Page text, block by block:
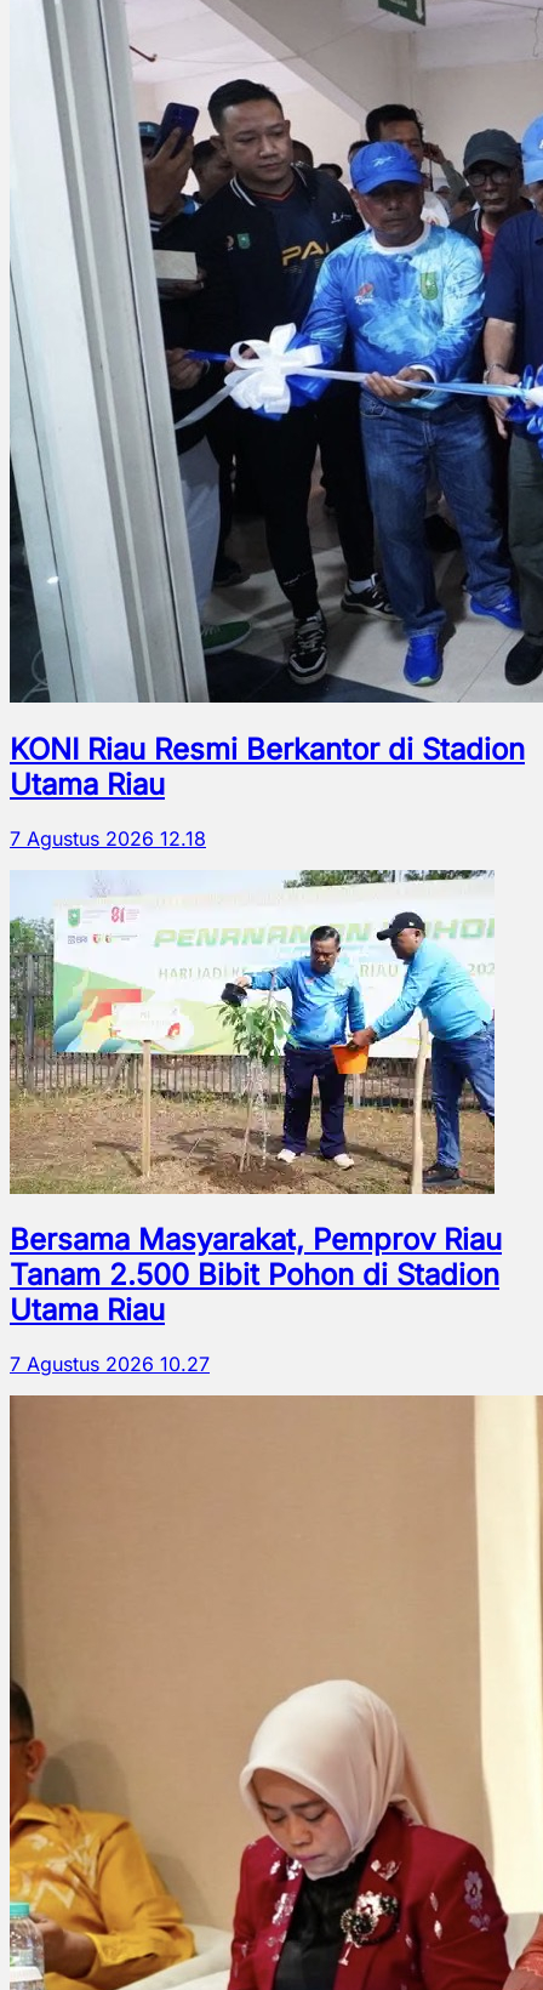
KONI Riau Resmi Berkantor di Stadion
Utama Riau
7 Agustus 2026 12.18
Bersama Masyarakat, Pemprov Riau
Tanam 2.500 Bibit Pohon di Stadion
Utama Riau
7 Agustus 2026 10.27